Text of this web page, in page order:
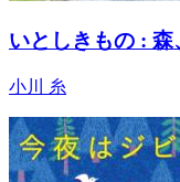
いとしきもの :
小川 糸